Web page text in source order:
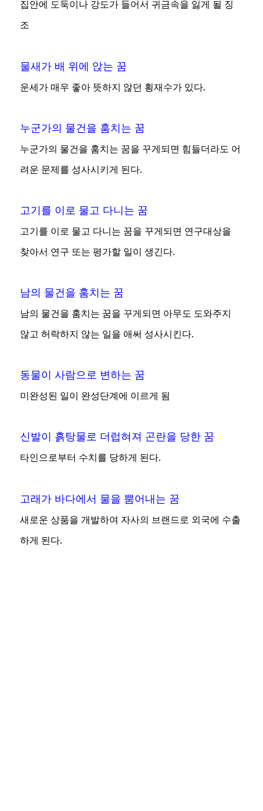
집안에 도둑이나 강도가 들어서 귀금속을 잃게 될 징
조
물새가 배 위에 앉는 꿈
운세가 매우 좋아 뜻하지 않던 횡재수가 있다.
누군가의 물건을 훔치는 꿈
누군가의 물건을 훔치는 꿈을 꾸게되면 힘들더라도 어
려운 문제를 성사시키게 된다.
고기를 이로 물고 다니는 꿈
고기를 이로 물고 다니는 꿈을 꾸게되면 연구대상을
찾아서 연구 또는 평가할 일이 생긴다.
남의 물건을 훔치는 꿈
남의 물건을 훔치는 꿈을 꾸게되면 아무도 도와주지
않고 허락하지 않는 일을 애써 성사시킨다.
동물이 사람으로 변하는 꿈
미완성된 일이 완성단계에 이르게 됨
신발이 흙탕물로 더럽혀져 곤란을 당한 꿈
타인으로부터 수치를 당하게 된다.
고래가 바다에서 물을 뿜어내는 꿈
새로운 상품을 개발하여 자사의 브랜드로 외국에 수출
하게 된다.